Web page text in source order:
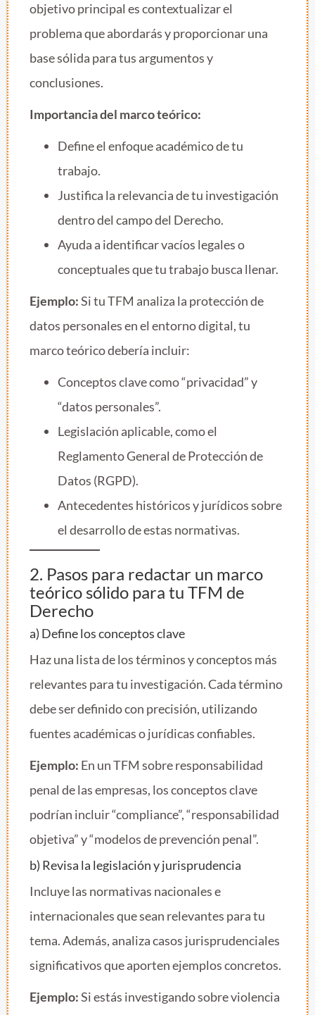
objetivo principal es contextualizar el
problema que abordarás y proporcionar una
base sólida para tus argumentos y
conclusiones.
Importancia del marco teórico:
Define el enfoque académico de tu
trabajo.
Justifica la relevancia de tu investigación
dentro del campo del Derecho.
Ayuda a identificar vacíos legales o
conceptuales que tu trabajo busca llenar.
Ejemplo:Si tu TFM analiza la protección de
datos personales en el entorno digital, tu
marco teórico debería incluir:
Conceptos clave como “privacidad” y
“datos personales”.
Legislación aplicable, como el
Reglamento General de Protección de
Datos (RGPD).
Antecedentes históricos y jurídicos sobre
el desarrollo de estas normativas.
2. Pasos para redactar un marco
teórico sólido para tu TFM de
Derecho
a) Define los conceptos clave
Haz una lista de los términos y conceptos más
relevantes para tu investigación. Cada término
debe ser definido con precisión, utilizando
fuentes académicas o jurídicas confiables.
Ejemplo: En un TFM sobre responsabilidad
penal de las empresas, los conceptos clave
podrían incluir “compliance”, “responsabilidad
objetiva” y “modelos de prevención penal”.
b) Revisa la legislación y jurisprudencia
Incluye las normativas nacionales e
internacionales que sean relevantes para tu
tema. Además, analiza casos jurisprudenciales
significativos que aporten ejemplos concretos.
Ejemplo:Si estás investigando sobre violencia